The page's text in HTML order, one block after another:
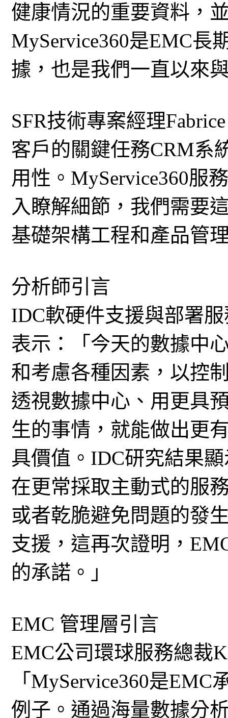
健康情況的重要資料，
MyService360是EMC長
據，也是我們一直以來
SFR技術專案經理
客戶的關鍵任務CRM系
用性。MyService360服
入瞭解細節，我們需要
基礎架構工程和產品管
分析師引言
IDC軟硬件支援與部署
表示：「今天的數據中
和考慮各種因素，以控
透視數據中心、用更具
生的事情，就能做出更
具價值。IDC研究結果
在更常採取主動式的服
或者乾脆避免問題的發
支援，這再次證明，
的承諾。」
EMC 管理層引言
EMC公司環球服務總裁
「MyService360是
例子。通過海量數據分